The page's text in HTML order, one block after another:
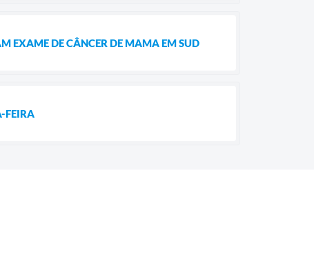
EXAME DE CÂNCER DE MAMA EM SUD
FEIRA